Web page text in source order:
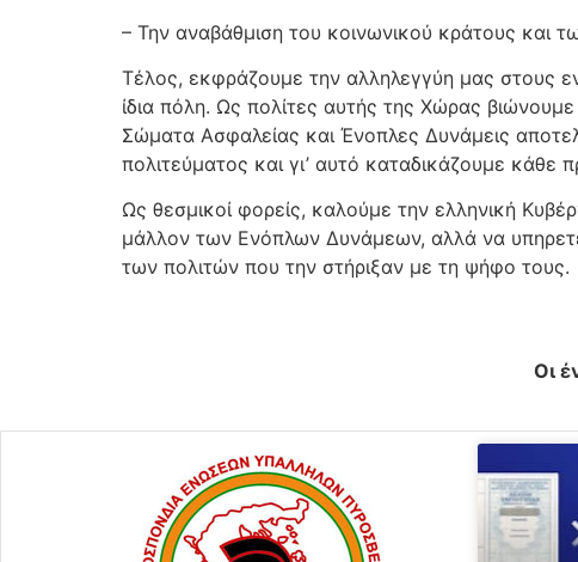
– Την αναβάθμιση του κοινωνικού κράτους και
Τέλος, εκφράζουμε την αλληλεγγύη μας στους
ίδια πόλη. Ως πολίτες αυτής της Χώρας
Σώματα Ασφαλείας και Ένοπλες Δυνάμεις
πολιτεύματος και γι’ αυτό καταδικάζουμε κάθε
Ως θεσμικοί φορείς, καλούμε την ελληνική
μάλλον των Ενόπλων Δυνάμεων, αλλά να
των πολιτών που την στήριξαν με τη ψήφο τους.
Οι